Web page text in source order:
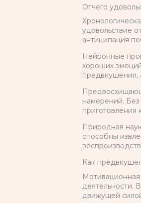
Отчего
удовольствие
антиципация
Нейронные
хороших
предвкушения,
намерений.
приготовления
Природная
способны
Как
деятельности.
движущей